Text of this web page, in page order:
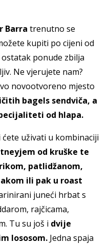
Barra trenutno se
kupiti po cijeni od
ostatak ponude zbilja
Ne vjerujete nam?
novootvoreno mjesto
bagels sendviča, a
od hlapa.
uživati u kombinaciji
od kruške te
patlidžanom,
ili pak u roast
juneći hrbat s
rajčicama,
Tu su još i dvije
lososom. Jedna spaja